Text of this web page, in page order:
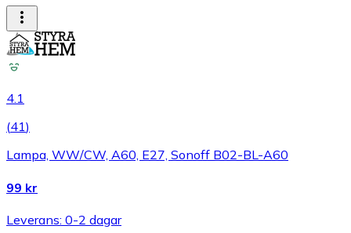
4.1
(41)
Lampa, WW/CW, A60, E27, Sonoff B02-BL-A60
99 kr
Leverans: 0-2 dagar